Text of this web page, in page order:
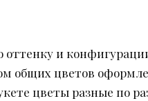
оттенку и
общих цветов
цветы разные по